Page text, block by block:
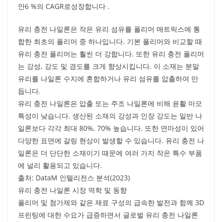
안6 %의 CAGR로성장합니다 .
유리 충전 나일론은 작은 유리 섬유를 폴리머 매트릭스에 통
합한 최초의 폴리머 중 하나입니다. 기본 폴리머와 비교할 때
유리 충전 폴리머는 훨씬 더 강합니다. 또한 유리 충전 폴리머
는 강성, 강도 및 경도를 크게 향상시킵니다. 이 소재는 분말
유리를 나일론 수지에 혼합하거나 유리 섬유를 압출하여 만
듭니다.
유리 충전 나일론은 압출 또는 주조 나일론에 비해 윤활 마모
특성이 낮습니다. 생산된 소재의 강성과 인장 강도는 일반 나
일론보다 각각 최대 80%, 70% 높습니다. 또한 연마성이 있어
다양한 표면에 갈링 현상이 발생할 수 있습니다. 유리 충전 나
일론은 더 단단한 소재이기 때문에 여러 가지 작은 특수 부품
에 널리 활용되고 있습니다.
출처: DataM 인텔리전스 분석(2023)
유리 충전 나일론 시장 역학 및 동향
폴리머 및 첨가제와 같은 재료 구성의 급속한 발전과 함께 3D
프린팅에 대한 수요가 급증하면서 글로벌 유리 충전 나일론